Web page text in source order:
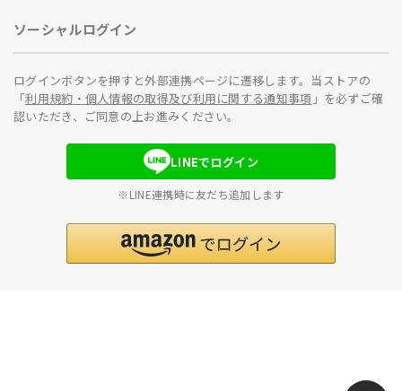
ソーシャルログイン
ログインボタンを押すと外部連携ページに遷移します。当ストアの
「利用規約・個人情報の取得及び利用に関する通知事項 」を必ずご確
認いただき、ご同意の上お進みください。
LINEでログイン
※LINE連携時に友だち追加します